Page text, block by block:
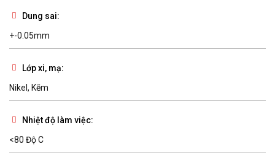
Dung sai:
+-0.05mm
Lớp xi, mạ:
Nikel, Kẽm
Nhiệt độ làm việc:
<80 Độ C